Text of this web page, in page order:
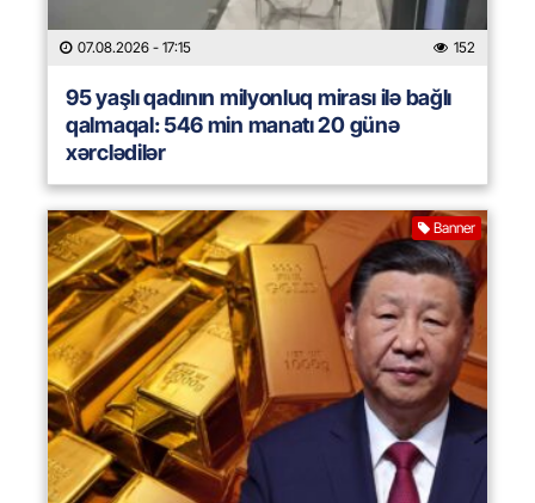
07.08.2026 - 17:15 152
95 yaşlı qadının milyonluq mirası ilə bağlı
qalmaqal: 546 min manatı 20 günə
xərclədilər
Banner